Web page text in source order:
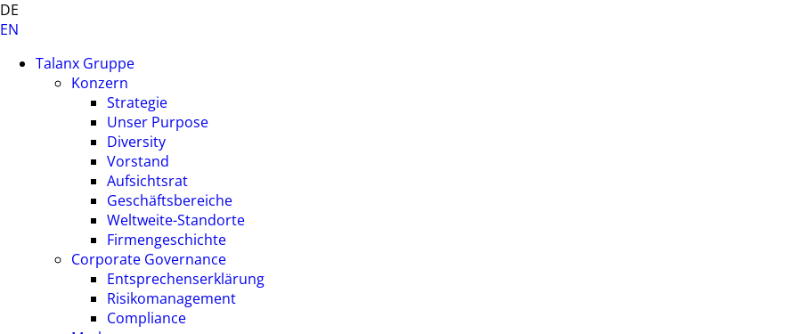
DE
EN
Talanx Gruppe
Konzern
Strategie
Unser Purpose
Diversity
Vorstand
Aufsichtsrat
Geschäftsbereiche
Weltweite-Standorte
Firmengeschichte
Corporate Governance
Entsprechenserklärung
Risikomanagement
Compliance